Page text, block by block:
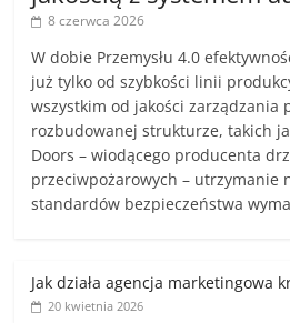
8 czerwca 2026
W dobie Przemysłu 4.0
już tylko od szybkości linii
wszystkim od jakości zarządzania
rozbudowanej strukturze, takich
Doors – wiodącego producenta
przeciwpożarowych – utrzymanie
standardów bezpieczeństwa
Jak działa agencja marketingowa
20 kwietnia 2026